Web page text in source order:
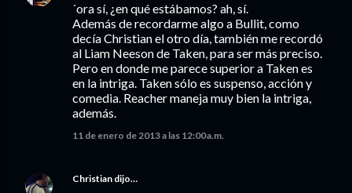
´ora sí, ¿en qué estábamos? ah, sí.
Además de recordarme algo a Bullit, como
decía Christian el otro día, también me recordó
al Liam Neeson de Taken, para ser más preciso.
Pero en donde me parece superior a Taken es
en la intriga. Taken sólo es suspenso, acción y
comedia. Reacher maneja muy bien la intriga,
además.
11 de enero de 2013 a las 12:00 a.m.
Christian dijo…